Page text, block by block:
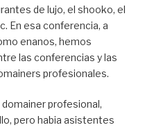
de lujo, el shooko, el
En esa conferencia, a
enanos, hemos
las conferencias y las
profesionales.
domainer profesional,
pero habia asistentes